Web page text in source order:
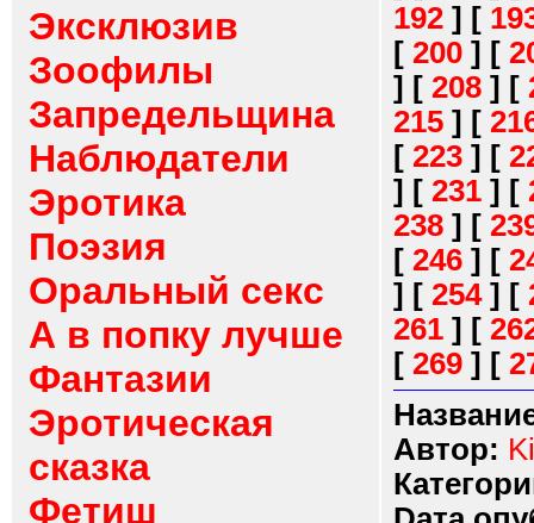
Эксклюзив
Зоофилы
Запредельщина
Наблюдатели
Эротика
Поэзия
Оральный секс
А в попку лучше
Фантазии
Эротическая
сказка
Фетиш
192 ] [
[ 200 ] [
] [ 208 ] [
215 ] [
[ 223 ] [
] [ 231 ] [
238 ] [
[ 246 ] [
] [ 254] [
261 ] [
[ 269 ] [
Автор: